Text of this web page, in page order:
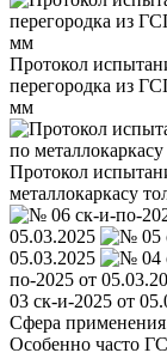
Протокол
перегородка из
мм
Протокол
металлокаркасу
05.03.2025
05.03.2025
по-2025 от
03 ск-и-2025 от
Сфера
Особенно часто